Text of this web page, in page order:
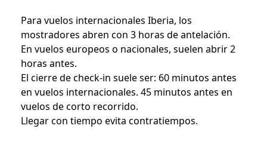
Para vuelos internacionales Iberia, los
mostradores abren con 3 horas de antelación.
En vuelos europeos o nacionales, suelen abrir 2
horas antes.
El cierre de check-in suele ser: 60 minutos antes
en vuelos internacionales. 45 minutos antes en
vuelos de corto recorrido.
Llegar con tiempo evita contratiempos.